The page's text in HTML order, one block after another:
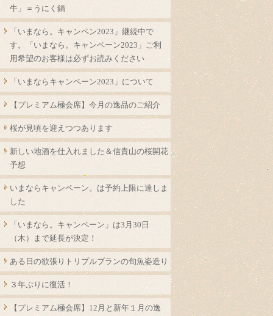
牛」＝うにく鍋
「いまなら。キャンペン2023」継続中で
す。「いまなら。キャンペーン2023」ご利
用希望のお客様は必ずお読みください
「いまならキャンペーン2023」について
【プレミアム極会席】今月の逸品のご紹介
桜が見頃を迎えつつあります
新しい地酒を仕入れました＆信貴山の桜開花
予想
いまならキャンペーン。は予約上限に達しま
した
「いまなら。キャンペーン」は3月30日
（木）まで延長が決定！
ある日の欲張りトリプルプランの旬魚姿造り
３年ぶりに復活！
【プレミアム極会席】12月と新年１月の逸